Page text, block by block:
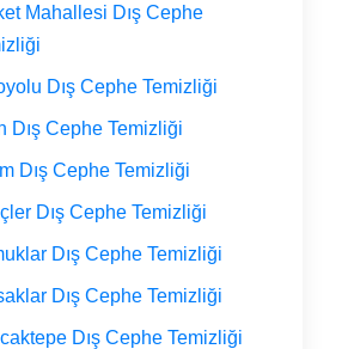
Mahallesi Dış Cephe
Dış Cephe Temizliği
Dış Cephe Temizliği
Dış Cephe Temizliği
Dış Cephe Temizliği
Dış Cephe Temizliği
Dış Cephe Temizliği
Dış Cephe Temizliği